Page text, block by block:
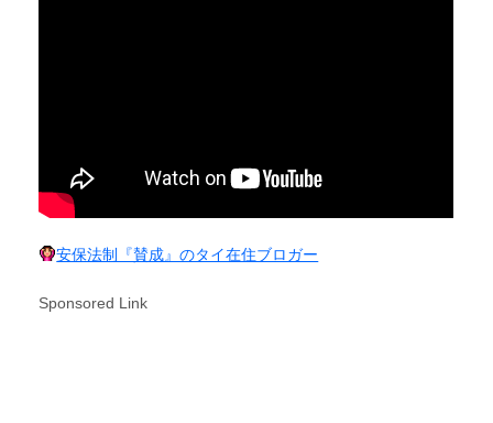
安保法制『賛成』のタイ在住ブロガー
Sponsored Link